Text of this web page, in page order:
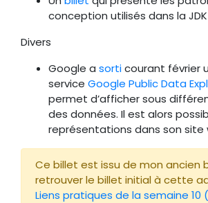
conception utilisés dans la
Divers
Google a sorticourant février
service Google Public Data
permet d’afficher sous
des données. Il est alors
représentations dans son site
Ce billet est issu de mon ancien
retrouver le billet initial à cette
Liens pratiques de la semaine 10